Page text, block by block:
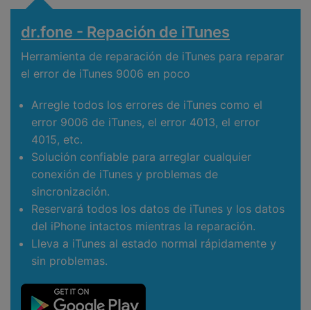
dr.fone - Repación de iTunes
Herramienta de reparación de iTunes para reparar
el error de iTunes 9006 en poco
Arregle todos los errores de iTunes como el
error 9006 de iTunes, el error 4013, el error
4015, etc.
Solución confiable para arreglar cualquier
conexión de iTunes y problemas de
sincronización.
Reservará todos los datos de iTunes y los datos
del iPhone intactos mientras la reparación.
Lleva a iTunes al estado normal rápidamente y
sin problemas.